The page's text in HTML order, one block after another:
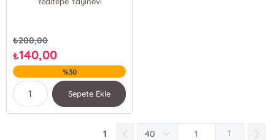
₺200,00
₺140,00
%30
Sepete Ekle
1 1